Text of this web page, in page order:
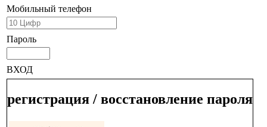
Мобильный телефон
Пароль
ВХОД
регистрация / восстановление пароля